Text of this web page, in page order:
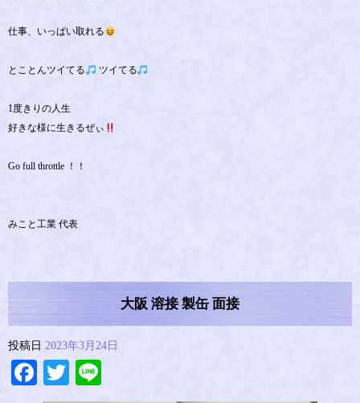
仕事、いっぱい取れる
とことんツイてる ツイてる
1度きりの人生
好きな様に生きるぜぃ
Go full throttle ！！
みこと工業 代表
大阪 溶接 製缶 面接
投稿日 2023年3月24日
Facebook
Twitter